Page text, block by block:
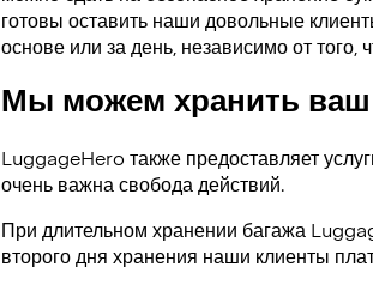
готовы оставить наши довольные
основе или за день, независимо от того,
Мы можем хранить ваш
LuggageHero также предоставляет
очень важна свобода действий.
При длительном хранении багажа
второго дня хранения наши клиенты